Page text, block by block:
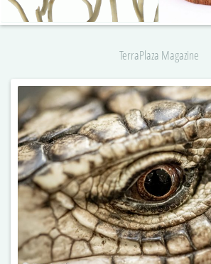
TerraPlaza Magazine